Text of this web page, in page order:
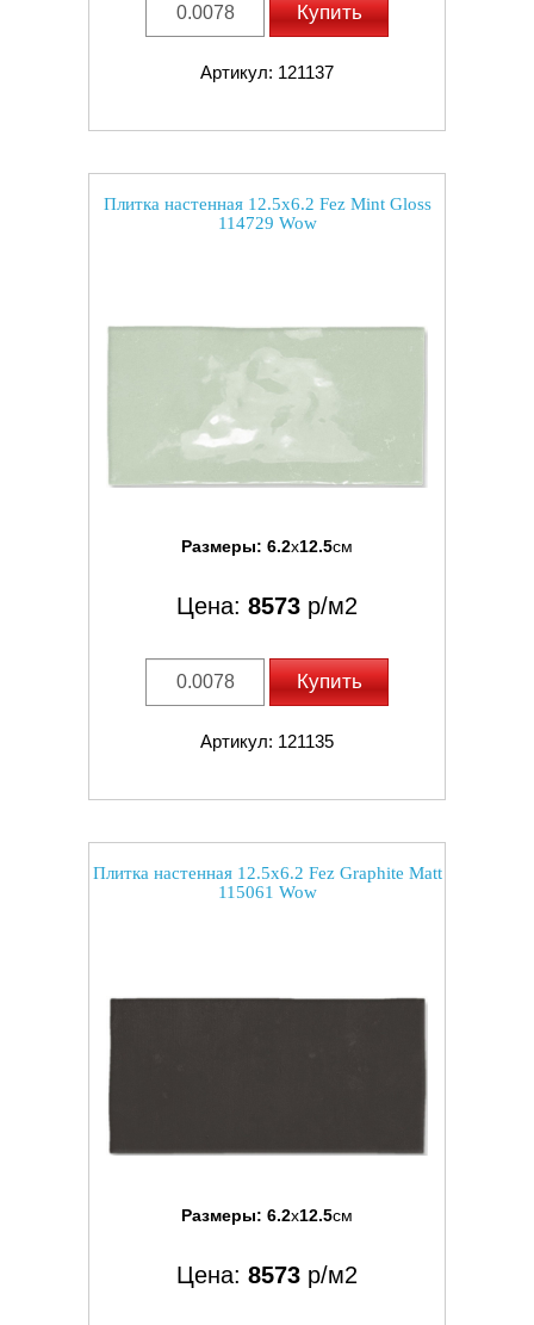
Купить
Артикул: 121137
Плитка настенная 12.5x6.2 Fez Mint Gloss
114729 Wow
Размеры: 6.2x12.5см
Цена: 8573 р/м2
Купить
Артикул: 121135
Плитка настенная 12.5x6.2 Fez Graphite Matt
115061 Wow
Размеры: 6.2x12.5см
Цена: 8573 р/м2